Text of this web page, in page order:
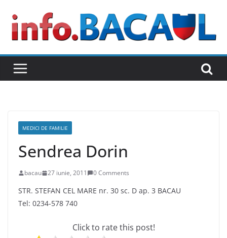
content
MEDICI DE FAMILIE
Sendrea Dorin
bacau 27 iunie, 2011 0 Comments
STR. STEFAN CEL MARE nr. 30 sc. D ap. 3 BACAU
Tel: 0234-578 740
Click to rate this post!